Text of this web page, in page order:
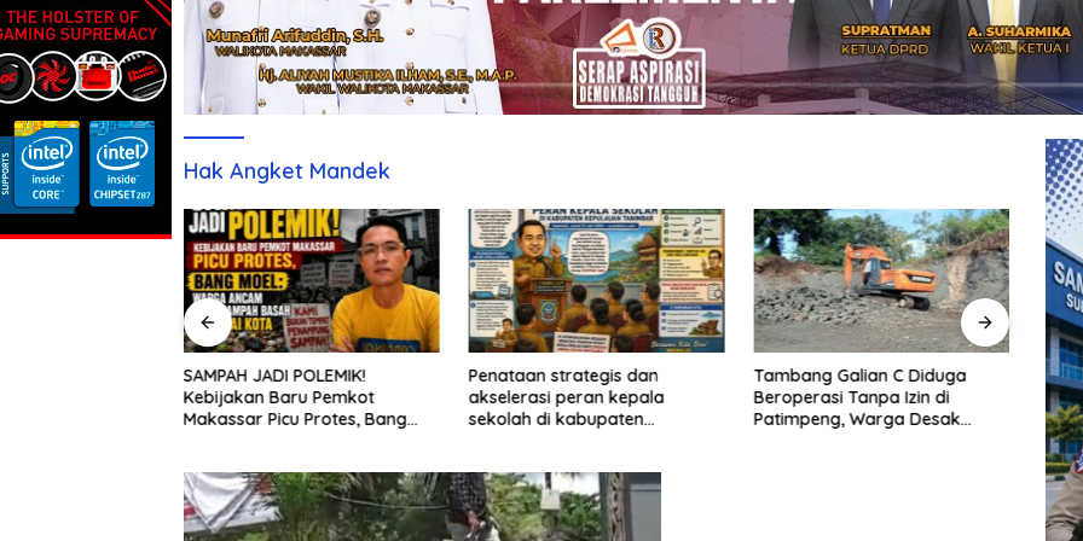
Hak Angket Mandek
SAMPAH JADI POLEMIK!
Kebijakan Baru Pemkot
Makassar Picu Protes, Bang
Penataan strategis dan
akselerasi peran kepala
sekolah di kabupaten
Tambang Galian C Diduga
Beroperasi Tanpa Izin di
Patimpeng, Warga Desak